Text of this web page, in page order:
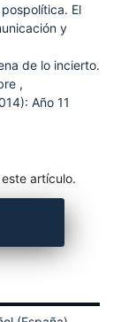
El
y
de lo incierto.
,
Año 11
artículo.